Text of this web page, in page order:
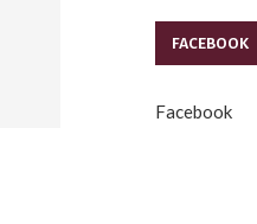
FACEBOOK
Facebook